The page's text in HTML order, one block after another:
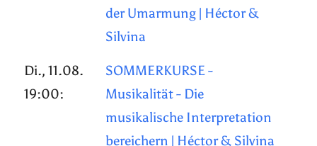
der Umarmung | Héctor &
Silvina
Di., 11.08.
19:00:
SOMMERKURSE -
Musikalität - Die
musikalische Interpretation
bereichern | Héctor & Silvina